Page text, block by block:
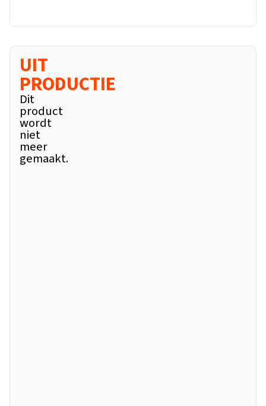
UIT
PRODUCTIE
Dit
product
wordt
niet
meer
gemaakt.